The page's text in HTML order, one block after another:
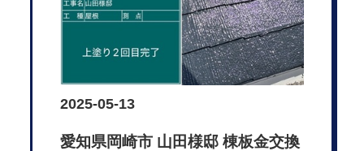
2025-05-13
愛知県岡崎市 山田様邸 棟板金交換